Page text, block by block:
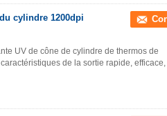
cylindre 1200dpi
UV de cône de cylindre de thermos de
de la sortie rapide, efficace,